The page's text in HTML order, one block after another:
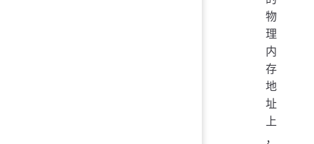
物
理
内
存
地
址
上
，